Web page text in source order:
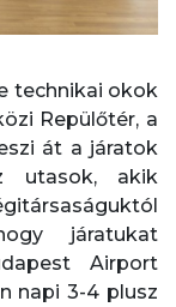
technikai okok
Repülőtér, a
át a járatok
utasok, akik
járatukat
Airport
napi 3-4 plusz